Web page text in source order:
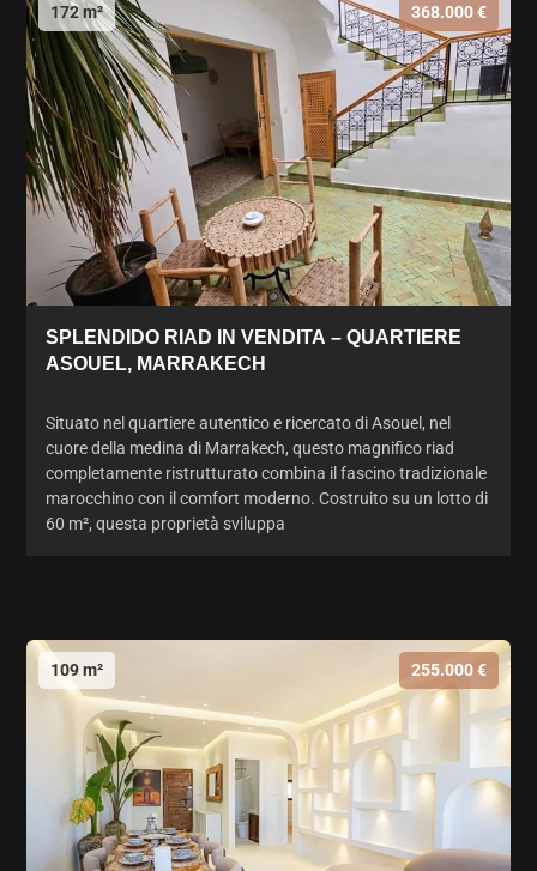
172 m² 368.000 €
SPLENDIDO RIAD IN VENDITA – QUARTIERE
ASOUEL, MARRAKECH
Situato nel quartiere autentico e ricercato di Asouel, nel
cuore della medina di Marrakech, questo magnifico riad
completamente ristrutturato combina il fascino tradizionale
marocchino con il comfort moderno. Costruito su un lotto di
60 m², questa proprietà sviluppa
109 m² 255.000 €